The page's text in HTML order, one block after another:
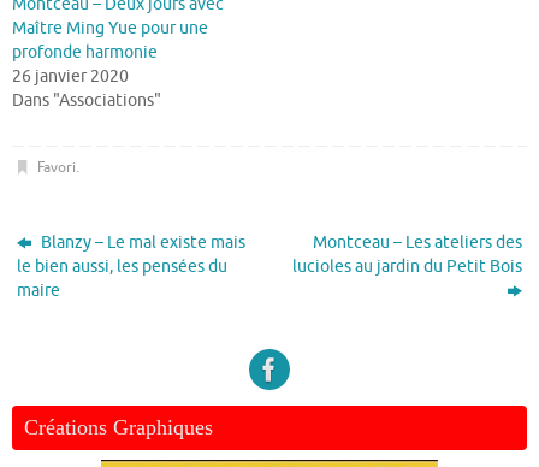
Maître Ming Yue pour une
profonde harmonie
26 janvier 2020
Dans "Associations"
Favori.
Blanzy – Le mal existe mais
le bien aussi, les pensées du
maire
Montceau – Les ateliers des
lucioles au jardin du Petit Bois
Créations Graphiques